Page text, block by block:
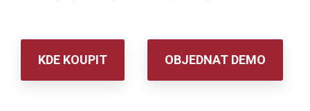
KDE KOUPIT OBJEDNAT DEMO